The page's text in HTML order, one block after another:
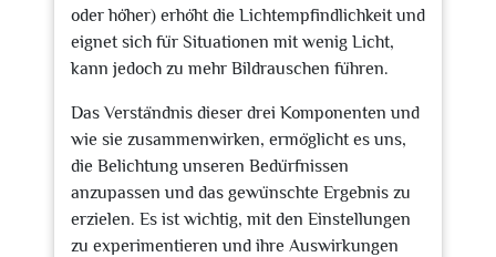
oder höher) erhöht die Lichtempfindlichkeit und
eignet sich für Situationen mit wenig Licht,
kann jedoch zu mehr Bildrauschen führen.
Das Verständnis dieser drei Komponenten und
wie sie zusammenwirken, ermöglicht es uns,
die Belichtung unseren Bedürfnissen
anzupassen und das gewünschte Ergebnis zu
erzielen. Es ist wichtig, mit den Einstellungen
zu experimentieren und ihre Auswirkungen